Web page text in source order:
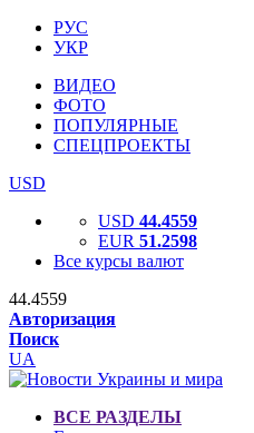
РУС
УКР
ВИДЕО
ФОТО
ПОПУЛЯРНЫЕ
СПЕЦПРОЕКТЫ
USD
USD 44.4559
EUR 51.2598
Все курсы валют
44.4559
Авторизация
Поиск
UA
ВСЕ РАЗДЕЛЫ